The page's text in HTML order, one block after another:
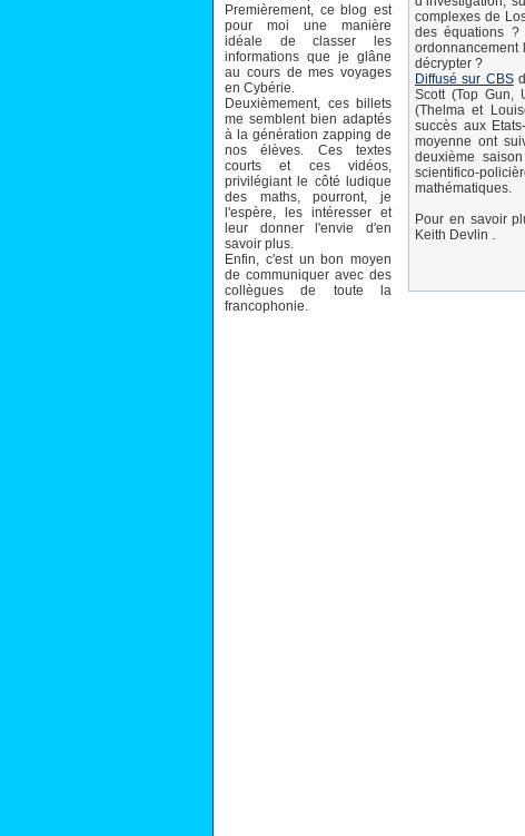
Premièrement, ce blog est
pour moi une manière
idéale de classer les
informations que je glâne
au cours de mes voyages
en Cybérie.
Deuxièmement, ces billets
me semblent bien adaptés
à la génération zapping de
nos élèves. Ces textes
courts et ces vidéos,
privilégiant le côté ludique
des maths, pourront, je
l'espère, les intéresser et
leur donner l'envie d'en
savoir plus.
Enfin, c'est un bon moyen
de communiquer avec des
collègues de toute la
francophonie.
complexes de
des équations ?
ordonnancement
décrypter ?
Diffusé sur CBS
Scott (Top Gun,
(Thelma et
succès aux
moyenne ont
deuxième
scientifico-
mathématiques.
Pour en savoir
Keith Devlin .